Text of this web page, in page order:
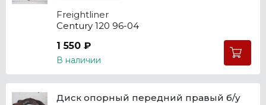
Freightliner
Century 120 96-04
1 550 ₽
В наличии
Диск опорный передний правый б/у